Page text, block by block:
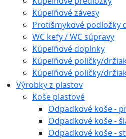
Kúpeľňové závesy
Protišmykové podložky
WC kefy / WC súpravy
Kúpeľňové doplnky
Kúpeľňové poličky/
Kúpeľňové poličky/
Výrobky z plastov
Koše plastové
Odpadkové koše -
Odpadkové koše -
Odpadkové koše -